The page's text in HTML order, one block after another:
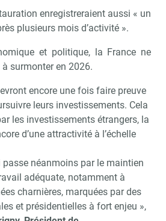
enregistreraient aussi « un
plusieurs mois d’activité ».
et politique, la France ne
surmonter en 2026.
encore une fois faire preuve
leurs investissements. Cela
les investissements étrangers, la
d’une attractivité à l’échelle
néanmoins par le maintien
adéquate, notamment à
charnières, marquées par des
et présidentielles à fort enjeu »,